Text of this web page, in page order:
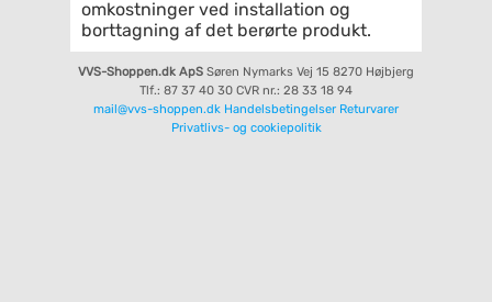
omkostninger ved installation og
borttagning af det berørte produkt.
VVS-Shoppen.dk ApS Søren Nymarks Vej 15 8270 Højbjerg
Tlf.: 87 37 40 30 CVR nr.: 28 33 18 94
mail@vvs-shoppen.dk Handelsbetingelser Returvarer
Privatlivs- og cookiepolitik